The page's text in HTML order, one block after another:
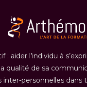
: aider l’individu à
qualité de sa
inter-personnelles dans